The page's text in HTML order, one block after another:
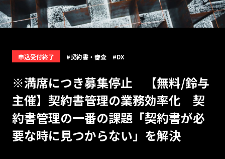
申込受付終了 #契約書・審査 #DX
※満席につき募集停止 【無料/鈴与
主催】契約書管理の業務効率化 契
約書管理の一番の課題「契約書が必
要な時に見つからない」を解決